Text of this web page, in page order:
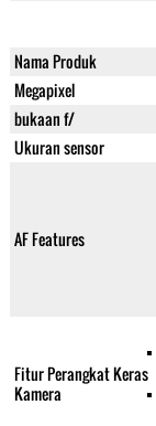
Nama Produk
Megapixel
bukaan f/
Ukuran sensor
AF Features
Fitur Perangkat Keras
Kamera